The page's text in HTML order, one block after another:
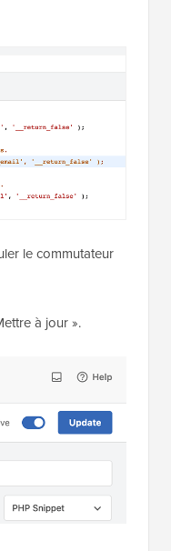
le commutateur
à jour ».